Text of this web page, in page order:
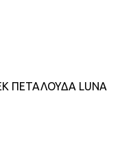
ΠΕΤΑΛΟΥΔΑ LUNA